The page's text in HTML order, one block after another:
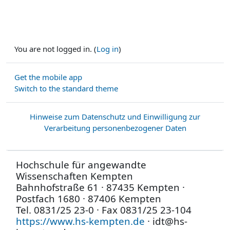
You are not logged in. (Log in)
Get the mobile app
Switch to the standard theme
Hinweise zum Datenschutz und Einwilligung zur
Verarbeitung personenbezogener Daten
Hochschule für angewandte
Wissenschaften Kempten
Bahnhofstraße 61 · 87435 Kempten ·
Postfach 1680 · 87406 Kempten
Tel. 0831/25 23-0 · Fax 0831/25 23-104
https://www.hs-kempten.de · idt@hs-